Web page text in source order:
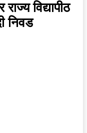
विद्यापीठ
निवड